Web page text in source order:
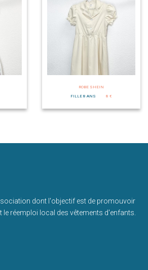
ROBE SHEIN
FILLE 8 ANS
8 €
dont l'objectif est de promouvoir
le réemploi local des vêtements d'enfants.